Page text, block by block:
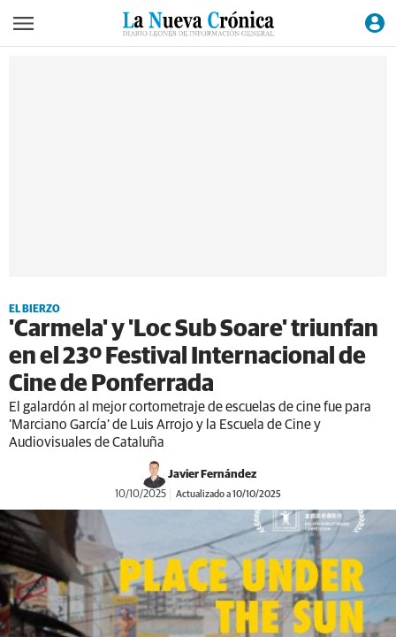
EL BIERZO
'Carmela' y 'Loc Sub Soare' triunfan
en el 23º Festival Internacional de
Cine de Ponferrada
El galardón al mejor cortometraje de escuelas de cine fue para
'Marciano García' de Luis Arrojo y la Escuela de Cine y
Audiovisuales de Cataluña
Javier Fernández
10/10/2025 Actualizado a 10/10/2025